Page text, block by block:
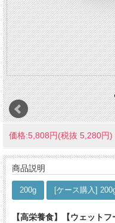
価格:5,808円(税抜 5,280円)
商品説明
200g [ケース購入]
【高栄養食】【ウェット